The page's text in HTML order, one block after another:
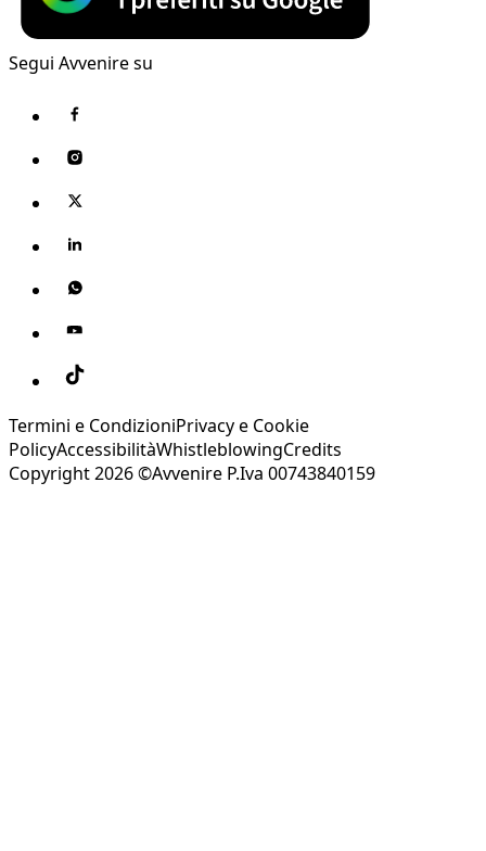
Segui Avvenire su
Termini e CondizioniPrivacy e Cookie
PolicyAccessibilitàWhistleblowingCredits
Copyright 2026 ©Avvenire P.Iva 00743840159